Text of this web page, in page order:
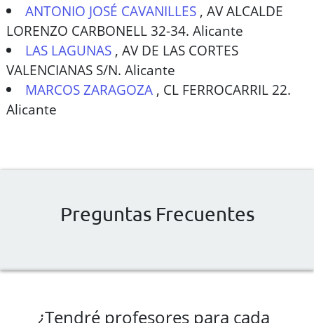
ANTONIO JOSÉ CAVANILLES ,AV ALCALDE
LORENZO CARBONELL 32-34. Alicante
LAS LAGUNAS ,AV DE LAS CORTES
VALENCIANAS S/N. Alicante
MARCOS ZARAGOZA , CL FERROCARRIL 22.
Alicante
Preguntas Frecuentes
¿Tendré profesores para cada